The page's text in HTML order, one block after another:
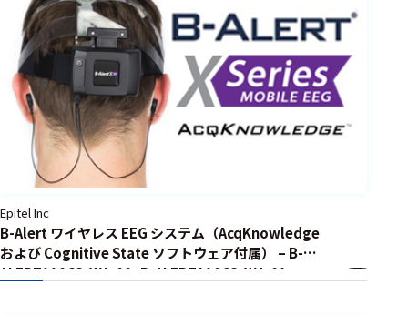
ソフトウ
ェア
測定・計測関連
機器
握力計
ゴニオメ
ータ
アイトラ
ッキング
プローブ
Epitel Inc
B-Alert ワイヤレス EEG システム（AcqKnowledge
および Cognitive State ソフトウェア付属） – B-
ALERT110CS-WA-00, B-ALERT110CS-WA-01